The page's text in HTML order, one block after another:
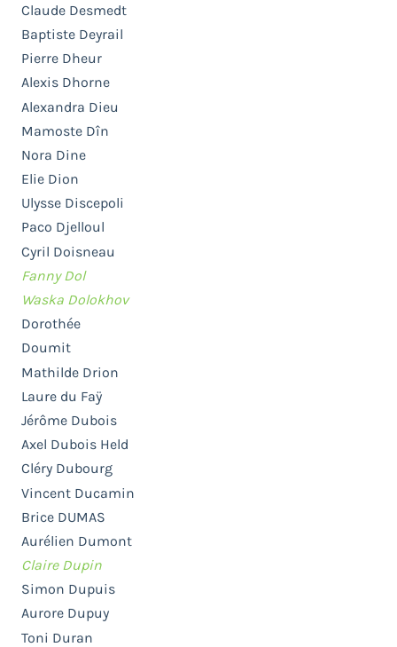
Claude Desmedt
Baptiste Deyrail
Pierre Dheur
Alexis Dhorne
Alexandra Dieu
Mamoste Dîn
Nora Dine
Elie Dion
Ulysse Discepoli
Paco Djelloul
Cyril Doisneau
Fanny Dol
Waska Dolokhov
Dorothée
Doumit
Mathilde Drion
Laure du Faÿ
Jérôme Dubois
Axel Dubois Held
Cléry Dubourg
Vincent Ducamin
Brice DUMAS
Aurélien Dumont
Claire Dupin
Simon Dupuis
Aurore Dupuy
Toni Duran